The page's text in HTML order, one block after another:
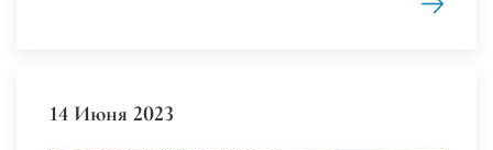
14 Июня 2023